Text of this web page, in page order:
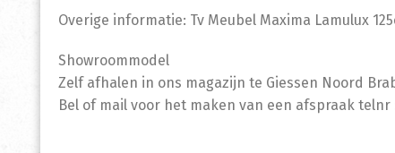
Overige informatie: Tv Meubel Maxima Lamulux
Showroommodel
Zelf afhalen in ons magazijn te Giessen Noord
Bel of mail voor het maken van een afspraak telnr :